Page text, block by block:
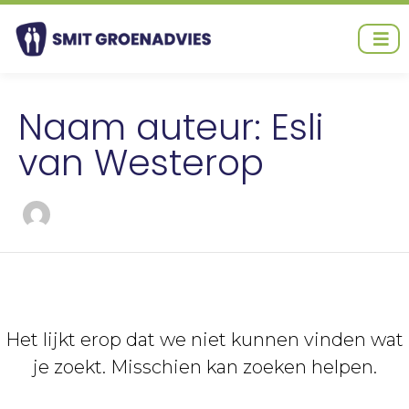
Ga
naar
Naam auteur: Esli
van Westerop
Het lijkt erop dat we niet kunnen vinden wat
je zoekt. Misschien kan zoeken helpen.
naar: